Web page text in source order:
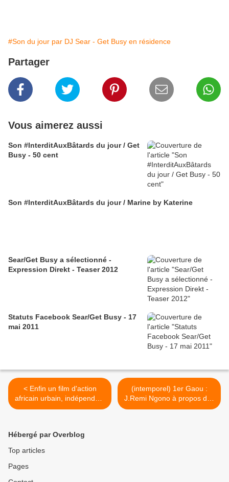
#Son du jour par DJ Sear - Get Busy en résidence
Partager
Vous aimerez aussi
Son #InterditAuxBâtards du jour / Get
Busy - 50 cent
Son #InterditAuxBâtards du jour / Marine by Katerine
Sear/Get Busy a sélectionné -
Expression Direkt - Teaser 2012
Statuts Facebook Sear/Get Busy - 17
mai 2011
< Enfin un film d'action
africain urbain, indépendant
et délirant !
(intemporel) 1er Gaou :
J.Remi Ngono à propos des
siffleurs de Marseillaise >
Hébergé par Overblog
Top articles
Pages